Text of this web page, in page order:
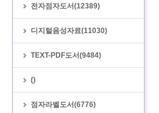
전자점자도서(12389)
디지털음성자료(11030)
TEXT-PDF도서(9484)
()
점자라벨도서(6776)